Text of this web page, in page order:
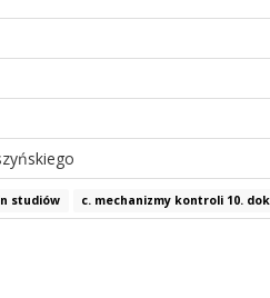
studiów c. mechanizmy kontroli 10.